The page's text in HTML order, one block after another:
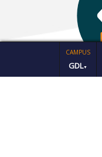
CAMPUS
GDL▼